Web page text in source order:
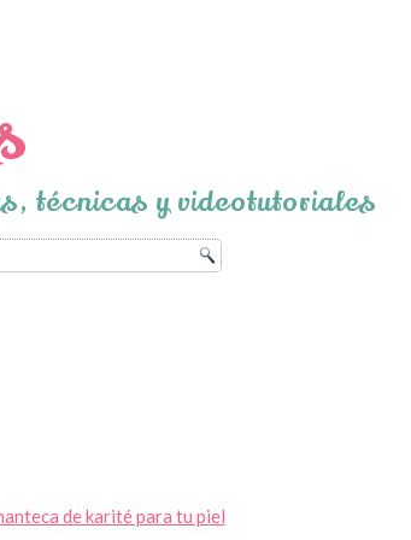
técnicas y videotutoriales
de karité para tu piel